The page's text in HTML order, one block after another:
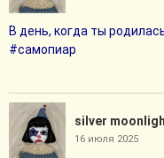
В день, когда ты
#самопиар
silver
16 июля 2025